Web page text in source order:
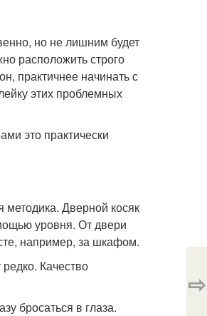
но не лишним будет
расположить строго
практичнее начинать с
этих проблемных
это практически
Дверной косяк
уровня. От двери
например, за шкафом.
Качество
бросаться в глаза.
⇨